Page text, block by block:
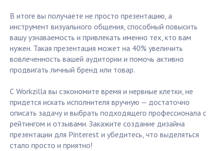
В итоге вы получаете не просто презентацию, а
инструмент визуального общения, способный повысить
вашу узнаваемость и привлекать именно тех, кто вам
нужен. Такая презентация может на 40% увеличить
вовлеченность вашей аудитории и помочь активно
продвигать личный бренд или товар.
С Workzilla вы сэкономите время и нервные клетки, не
придется искать исполнителя вручную — достаточно
описать задачу и выбрать подходящего профессионала с
рейтингом и отзывами. Закажите создание дизайна
презентации для Pinterest и убедитесь, что выделяться
стало просто и приятно!